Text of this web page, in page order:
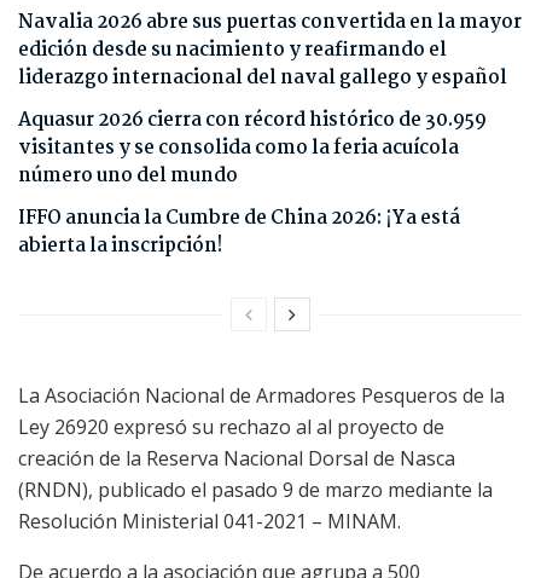
Navalia 2026 abre sus puertas convertida en la mayor
edición desde su nacimiento y reafirmando el
liderazgo internacional del naval gallego y español
Aquasur 2026 cierra con récord histórico de 30.959
visitantes y se consolida como la feria acuícola
número uno del mundo
IFFO anuncia la Cumbre de China 2026: ¡Ya está
abierta la inscripción!
La Asociación Nacional de Armadores Pesqueros de la
Ley 26920 expresó su rechazo al al proyecto de
creación de la Reserva Nacional Dorsal de Nasca
(RNDN), publicado el pasado 9 de marzo mediante la
Resolución Ministerial 041-2021 – MINAM.
De acuerdo a la asociación que agrupa a 500